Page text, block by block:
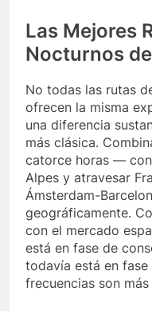
Las Mejores
Nocturnos
No todas las rutas
ofrecen la misma
una diferencia
más clásica.
catorce horas —
Alpes y atravesar
Ámsterdam-
geográficamente.
con el mercado
está en fase de
todavía está en
frecuencias son